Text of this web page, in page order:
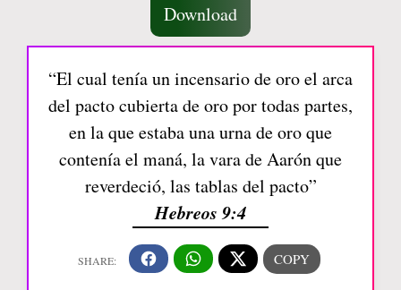
Download
“El cual tenía un incensario de oro el arca
del pacto cubierta de oro por todas partes,
en la que estaba una urna de oro que
contenía el maná, la vara de Aarón que
reverdeció, las tablas del pacto”
Hebreos 9:4